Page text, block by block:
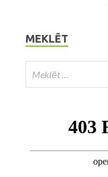
MEKLĒT